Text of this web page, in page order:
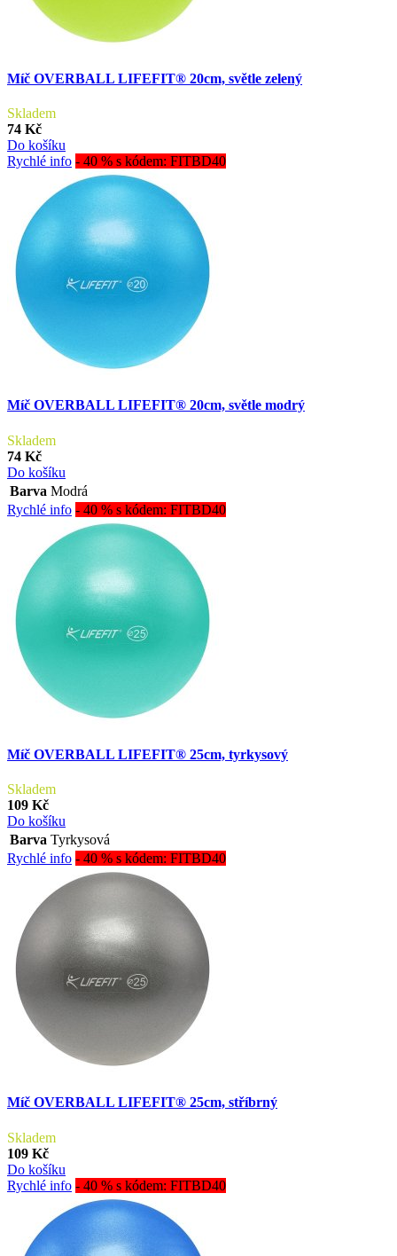
Míč OVERBALL LIFEFIT® 20cm, světle zelený
Skladem
74 Kč
Do košíku
Rychlé info - 40 % s kódem: FITBD40
Míč OVERBALL LIFEFIT® 20cm, světle modrý
Skladem
74 Kč
Do košíku
Barva Modrá
Rychlé info - 40 % s kódem: FITBD40
Míč OVERBALL LIFEFIT® 25cm, tyrkysový
Skladem
109 Kč
Do košíku
Barva Tyrkysová
Rychlé info - 40 % s kódem: FITBD40
Míč OVERBALL LIFEFIT® 25cm, stříbrný
Skladem
109 Kč
Do košíku
Rychlé info - 40 % s kódem: FITBD40